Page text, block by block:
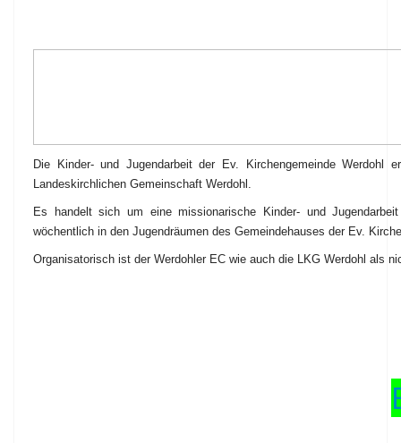
Die Kinder- und Jugendarbeit der Ev. Kirchengemeinde
Landeskirchlichen Gemeinschaft Werdohl.
Es handelt sich um eine missionarische Kinder- und
wöchentlich in den Jugendräumen des Gemeindehauses der Ev.
Organisatorisch ist der Werdohler EC wie auch die LKG Werdohl als